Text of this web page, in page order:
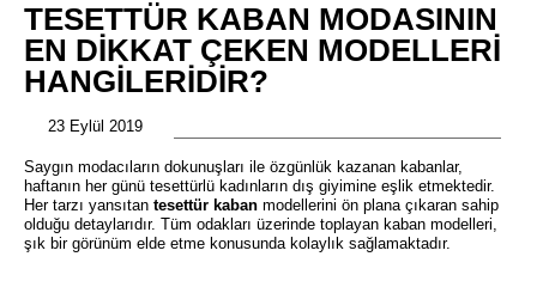
TESETTÜR KABAN MODASININ
EN DIKKAT ÇEKEN MODELLERI
HANGILERIDIR?
23 Eylül 2019
Saygın modacıların dokunuşları ile özgünlük kazanan kabanlar,
haftanın her günü tesettürlü kadınların dış giyimine eşlik etmektedir.
Her tarzı yansıtan tesettür kaban modellerini ön plana çıkaran sahip
olduğu detaylarıdır. Tüm odakları üzerinde toplayan kaban modelleri,
şık bir görünüm elde etme konusunda kolaylık sağlamaktadır.